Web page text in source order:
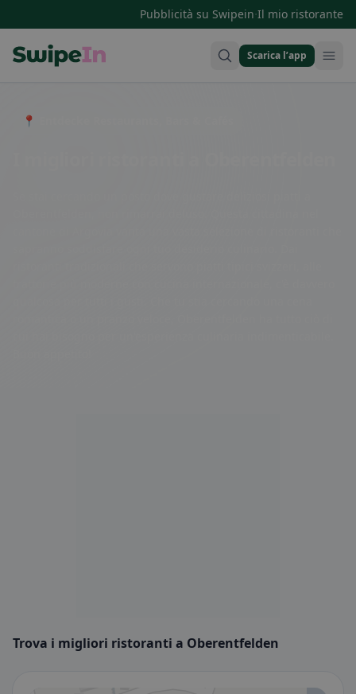
Pubblicità su Swipein·Il mio ristorante
Scarica l’app
📍 Entdecke Restaurants, Bars & Cafés
Trova i migliori ristoranti a Oberentfelden